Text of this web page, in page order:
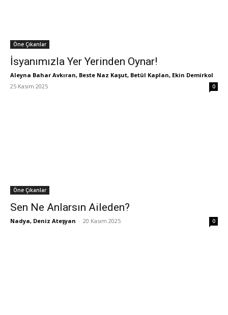
Öne Çıkanlar
İsyanımızla Yer Yerinden Oynar!
Aleyna Bahar Avkıran, Beste Naz Kaşut, Betül Kaplan, Ekin Demirkol
-
25 Kasım 2025 0
Öne Çıkanlar
Sen Ne Anlarsın Aileden?
Nadya, Deniz Ateşyan - 20 Kasım 2025 0